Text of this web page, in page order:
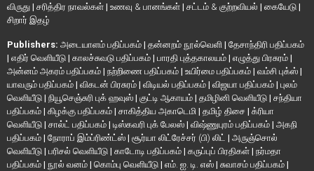
விருது | சரித்திர நாவல்கள் | உணவு & பானங்கள் | சட்டம் & குற்றவியல் | கையேடு |
சிறார் இதழ்
Publishers: அடையாளம் பதிப்பகம் | தன்னறம் நூல்வெளி | தேசாந்திரி பதிப்பகம்
| எதிர் வெளியீடு | காலச்சுவடு பதிப்பகம் | பாரதி புத்தகாலயம் | எழுத்து பிரசுரம் |
அன்னம் அகரம் பதிப்பகம் | நற்றிணை பதிப்பகம் | உயிர்மை பதிப்பகம் | வம்சி புக்ஸ் |
யாவரும் பதிப்பகம் | விகடன் பிரசுரம் | விடியல் பதிப்பகம் | விஜயா பதிப்பகம் | புலம்
வெளியீடு | நியூசெஞ்சுரி புக் ஹவுஸ் | குட்டி ஆகாயம் | தமிழினி வெளியீடு | சந்தியா
பதிப்பகம் | கிழக்கு பதிப்பகம் | சாகித்திய அகாடெமி | தமிழ் திசை | க்ரியா
வெளியீடு | சால்ட் பதிப்பகம் | டிஸ்கவரி புக் பேலஸ் | விஷ்ணுபுரம் பதிப்பகம் | அகநி
பதிப்பகம் | நோராப் இம்ப்ரிண்ட்ஸ் | சூர்யா லிட்ரேச்சர் (பி) லிட் | அருஞ்சொல்
வெளியீடு | பரிசல் வெளியீடு | காடோடி பதிப்பகம் | கருப்புப் பிரதிகள் | நர்மதா
பதிப்பகம் | நூல் வனம் | கொம்பு வெளியீடு | எம். ஐ. டி. எஸ் | சுவாசம் பதிப்பகம் |